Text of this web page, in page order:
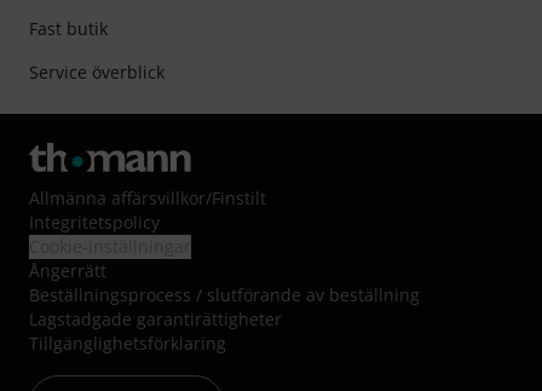
Fast butik
Service överblick
Allmänna affärsvillkor/Finstilt
Integritetspolicy
Ångerrätt
Beställningsprocess / slutförande av beställning
Lagstadgade garantirättigheter
Tillgänglighetsförklaring